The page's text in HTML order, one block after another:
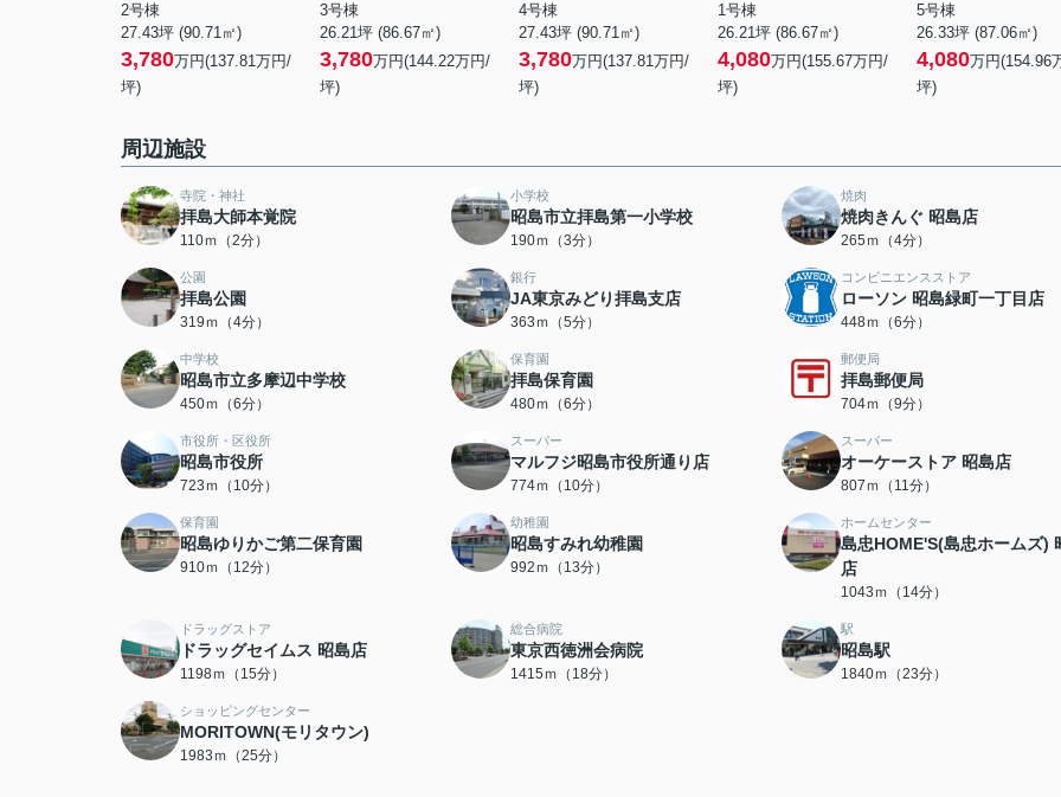
2号棟
27.43坪 (90.71㎡)
3,780万円(137.81万円/
坪)
3号棟
26.21坪 (86.67㎡)
3,780万円(144.22万円/
坪)
4号棟
27.43坪 (90.71㎡)
3,780万円(137.81万円/
坪)
1号棟
26.21坪 (86.67㎡)
4,080万円(155.67万円/
坪)
5号棟
26.33坪 (87.06㎡)
4,080万円(154.96
坪)
周辺施設
寺院・神社
拝島大師本覚院
110ｍ（2分）
小学校
昭島市立拝島第一小学校
190ｍ（3分）
焼肉
焼肉きんぐ 昭島店
265ｍ（4分）
公園
拝島公園
319ｍ（4分）
銀行
JA東京みどり拝島支店
363ｍ（5分）
コンビニエンスストア
ローソン 昭島緑町一丁目店
448ｍ（6分）
中学校
昭島市立多摩辺中学校
450ｍ（6分）
保育園
拝島保育園
480ｍ（6分）
郵便局
拝島郵便局
704ｍ（9分）
市役所・区役所
昭島市役所
723ｍ（10分）
スーパー
マルフジ昭島市役所通り店
774ｍ（10分）
スーパー
オーケーストア 昭島店
807ｍ（11分）
保育園
昭島ゆりかご第二保育園
910ｍ（12分）
幼稚園
昭島すみれ幼稚園
992ｍ（13分）
ホームセンター
島忠HOME'S(島忠ホームズ)
店
1043ｍ（14分）
ドラッグストア
ドラッグセイムス 昭島店
1198ｍ（15分）
総合病院
東京西徳洲会病院
1415ｍ（18分）
駅
昭島駅
1840ｍ（23分）
ショッピングセンター
MORITOWN(モリタウン)
1983ｍ（25分）